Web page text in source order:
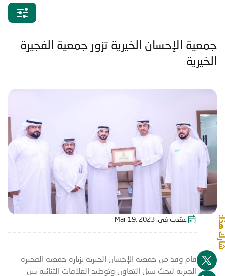
جمعية الإحسان الخيرية تزور جمعية الفجيرة
الخيرية
شارك هذا: عقدت في: Mar 19, 2023
قام وفد من جمعية الإحسان الخيرية بزيارة جمعية الفجيرة
الخيرية لبحث سبل التعاون وتوطيد العلاقات الثنائية بين